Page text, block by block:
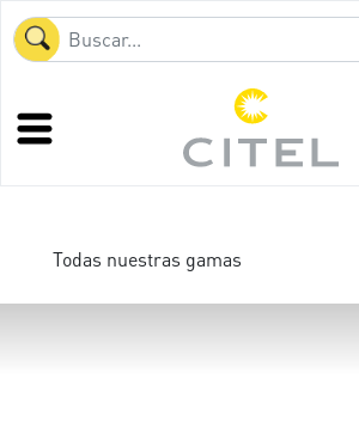
Todas nuestras gamas